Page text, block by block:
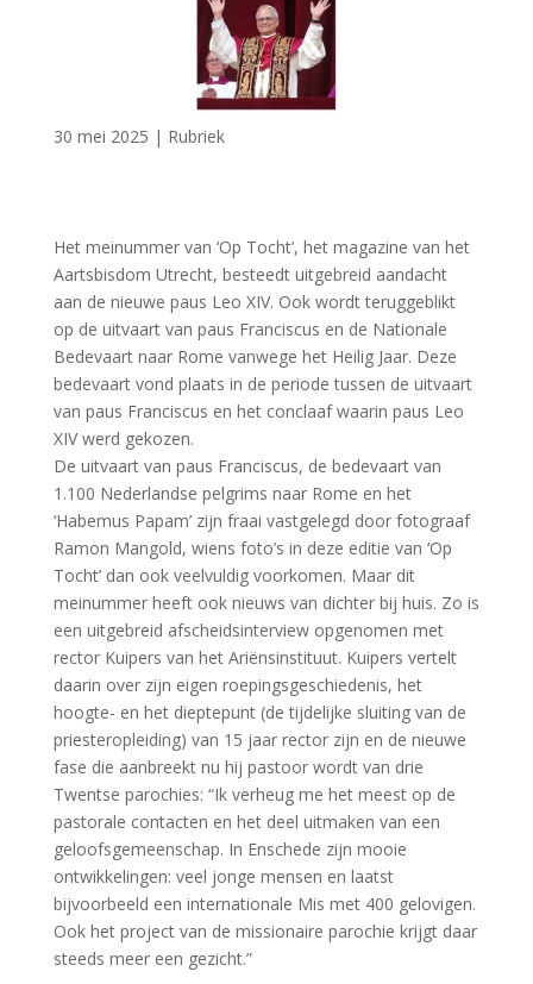
30 mei 2025 | Rubriek
Het meinummer van ‘Op Tocht’, het magazine van het
Aartsbisdom Utrecht, besteedt uitgebreid aandacht
aan de nieuwe paus Leo XIV. Ook wordt teruggeblikt
op de uitvaart van paus Franciscus en de Nationale
Bedevaart naar Rome vanwege het Heilig Jaar. Deze
bedevaart vond plaats in de periode tussen de uitvaart
van paus Franciscus en het conclaaf waarin paus Leo
XIV werd gekozen.
De uitvaart van paus Franciscus, de bedevaart van
1.100 Nederlandse pelgrims naar Rome en het
‘Habemus Papam’ zijn fraai vastgelegd door fotograaf
Ramon Mangold, wiens foto’s in deze editie van ‘Op
Tocht’ dan ook veelvuldig voorkomen. Maar dit
meinummer heeft ook nieuws van dichter bij huis. Zo is
een uitgebreid afscheidsinterview opgenomen met
rector Kuipers van het Ariënsinstituut. Kuipers vertelt
daarin over zijn eigen roepingsgeschiedenis, het
hoogte- en het dieptepunt (de tijdelijke sluiting van de
priesteropleiding) van 15 jaar rector zijn en de nieuwe
fase die aanbreekt nu hij pastoor wordt van drie
Twentse parochies: “Ik verheug me het meest op de
pastorale contacten en het deel uitmaken van een
geloofsgemeenschap. In Enschede zijn mooie
ontwikkelingen: veel jonge mensen en laatst
bijvoorbeeld een internationale Mis met 400 gelovigen.
Ook het project van de missionaire parochie krijgt daar
steeds meer een gezicht.”